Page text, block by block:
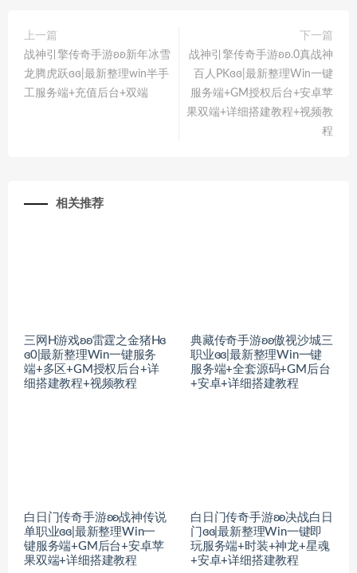
上一篇
战神引擎传奇手游ʚʚ新年冰雪
龙腾虎跃ɞɞ|最新整理win半手
工服务端+充值后台+双端
下一篇
战神引擎传奇手游ʚʚ.0真战神
百人PKɞɞ|最新整理Win一键
服务端+GM授权后台+安卓苹
果双端+详细搭建教程+视频教
程
相关推荐
三网H游戏ʚʚ雷霆之金猪Hɞ
ɞ0|最新整理Win一键服务
端+多区+GM授权后台+详
细搭建教程+视频教程
典藏传奇手游ʚʚ傲视沙城三
职业ɞɞ|最新整理Win一键
服务端+全套源码+GM后台
+安卓+详细搭建教程
白日门传奇手游ʚʚ战神传说
单职业ɞɞ|最新整理Win一
键服务端+GM后台+安卓苹
果双端+详细搭建教程
白日门传奇手游ʚʚ决战白日
门ɞɞ|最新整理Win一键即
玩服务端+时装+神龙+星魂
+安卓+详细搭建教程